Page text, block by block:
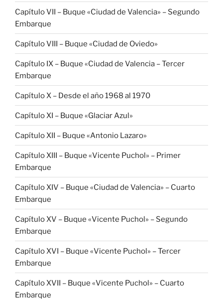
Capítulo VII – Buque «Ciudad de Valencia» – Segundo
Embarque
Capítulo VIII – Buque «Ciudad de Oviedo»
Capítulo IX – Buque «Ciudad de Valencia – Tercer
Embarque
Capítulo X – Desde el año 1968 al 1970
Capítulo XI – Buque «Glaciar Azul»
Capítulo XII – Buque «Antonio Lazaro»
Capítulo XIII – Buque «Vicente Puchol» – Primer
Embarque
Capítulo XIV – Buque «Ciudad de Valencia» – Cuarto
Embarque
Capítulo XV – Buque «Vicente Puchol» – Segundo
Embarque
Capítulo XVI – Buque «Vicente Puchol» – Tercer
Embarque
Capítulo XVII – Buque «Vicente Puchol» – Cuarto
Embarque